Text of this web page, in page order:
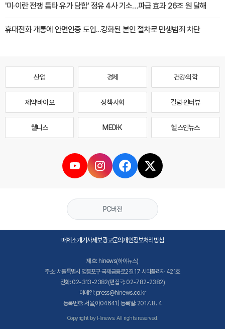
'미·이란 전쟁 틈타 유가 담합' 정유 4사 기소…파급 효과 26조 원 달해
휴대전화 개통에 안면인증 도입...강화된 본인 절차로 민생범죄 차단
산업 경제 건강·의학
제약·바이오 정책·사회 칼럼·인터뷰
웰니스 MEDI·K 헬스인뉴스
PC버전
매체소개기사제보광고문의개인정보처리방침
제호: hinews(하이뉴스)
주소: 서울특별시 영등포구 국제금융로2길 17 시티플라자 421호
전화: 02-313-2382(편집국: 02-782-2382)
이메일: press@hinews.co.kr
등록번호: 서울,아04641 | 등록일: 2017. 8. 4
Copyright by Hinews. All rights reserved.